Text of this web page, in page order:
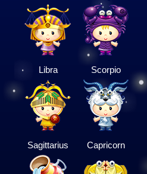
Libra Scorpio
Sagittarius Capricorn